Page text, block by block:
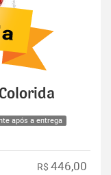
após a entrega
R$ 446,00